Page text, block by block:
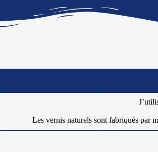
Les vernis naturels sont fabriqués par